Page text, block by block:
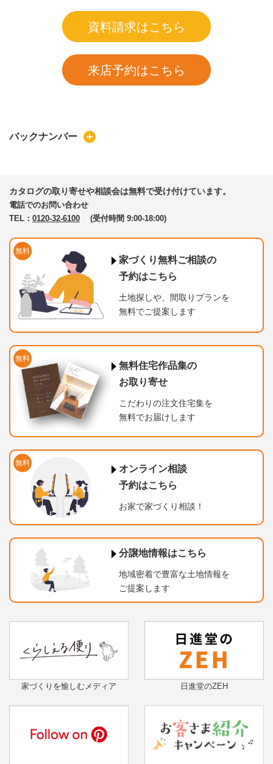
資料請求はこちら
来店予約はこちら
バックナンバー
カタログの取り寄せや相談会は無料で受け付けています。
電話でのお問い合わせ
TEL： 0120-32-6100 (受付時間 9:00-18:00)
無料
家づくり無料ご相談の
予約はこちら
土地探しや、間取りプランを
無料でご提案します
無料
無料住宅作品集の
お取り寄せ
こだわりの注文住宅集を
無料でお届けします
無料
オンライン相談
予約はこちら
お家で家づくり相談！
分譲地情報はこちら
地域密着で豊富な土地情報を
ご提案します
家づくりを愉しむメディア 日進堂のZEH